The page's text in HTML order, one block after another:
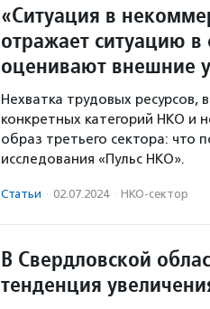
«Ситуация в
отражает ситуацию
оценивают внешние
Нехватка трудовых ресурсов,
конкретных категорий НКО и
образ третьего сектора: что
исследования «Пульс НКО».
Статьи · 02.07.2024 · НКО-сектор
В Свердловской
тенденция